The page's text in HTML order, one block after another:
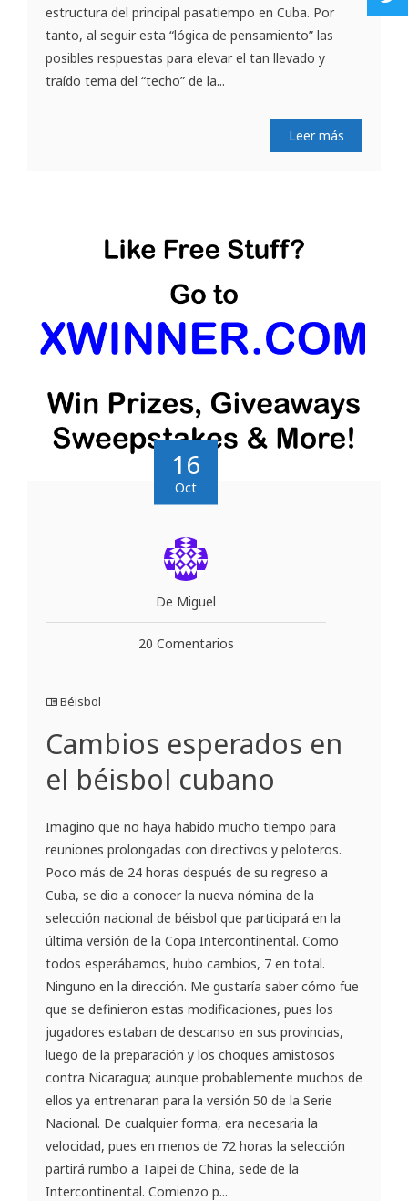
estructura del principal pasatiempo en Cuba. Por
tanto, al seguir esta “lógica de pensamiento” las
posibles respuestas para elevar el tan llevado y
traído tema del “techo” de la...
Leer más
16
Oct
De Miguel
20 Comentarios
Béisbol
Cambios esperados en
el béisbol cubano
Imagino que no haya habido mucho tiempo para
reuniones prolongadas con directivos y peloteros.
Poco más de 24 horas después de su regreso a
Cuba, se dio a conocer la nueva nómina de la
selección nacional de béisbol que participará en la
última versión de la Copa Intercontinental. Como
todos esperábamos, hubo cambios, 7 en total.
Ninguno en la dirección. Me gustaría saber cómo fue
que se definieron estas modificaciones, pues los
jugadores estaban de descanso en sus provincias,
luego de la preparación y los choques amistosos
contra Nicaragua; aunque probablemente muchos de
ellos ya entrenaran para la versión 50 de la Serie
Nacional. De cualquier forma, era necesaria la
velocidad, pues en menos de 72 horas la selección
partirá rumbo a Taipei de China, sede de la
Intercontinental. Comienzo p...